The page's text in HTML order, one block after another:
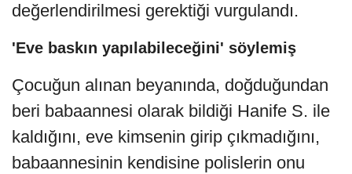
değerlendirilmesi gerektiği vurgulandı.
'Eve baskın yapılabileceğini' söylemiş
Çocuğun alınan beyanında, doğduğundan
beri babaannesi olarak bildiği Hanife S. ile
kaldığını, eve kimsenin girip çıkmadığını,
babaannesinin kendisine polislerin onu